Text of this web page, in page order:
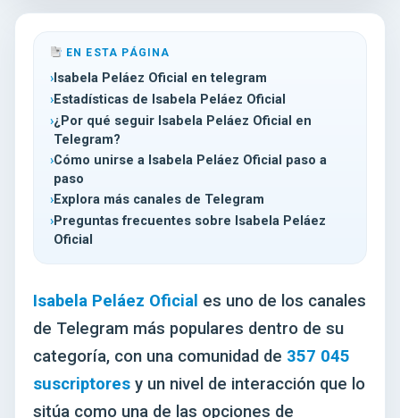
EN ESTA PÁGINA
Isabela Peláez Oficial en telegram
Estadísticas de Isabela Peláez Oficial
¿Por qué seguir Isabela Peláez Oficial en
Telegram?
Cómo unirse a Isabela Peláez Oficial paso a
paso
Explora más canales de Telegram
Preguntas frecuentes sobre Isabela Peláez
Oficial
Isabela Peláez Oficial es uno de los canales
de Telegram más populares dentro de su
categoría, con una comunidad de 357 045
suscriptores y un nivel de interacción que lo
sitúa como una de las opciones de